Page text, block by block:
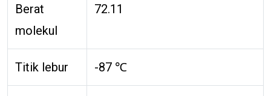
Berat
molekul
72.11
Titik lebur -87 ℃